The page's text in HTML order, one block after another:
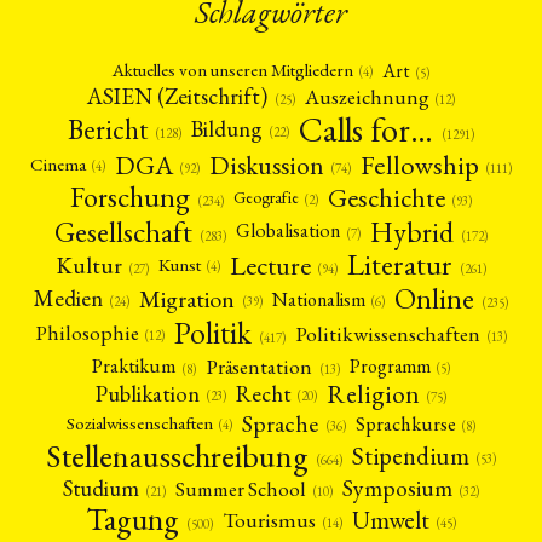
Schlagwörter
Aktuelles von unseren Mitgliedern (4) Art (5)
ASIEN (Zeitschrift) (25) Auszeichnung (12)
Bericht (128) Bildung (22) Calls for… (1291)
Cinema (4) DGA (92) Diskussion (74) Fellowship (111)
Forschung (234) Geografie (2) Geschichte (93)
Gesellschaft (283) Globalisation (7) Hybrid (172)
Kultur (27) Kunst (4) Lecture (94) Literatur (261)
Medien (24) Migration (39) Nationalism (6) Online (235)
Philosophie (12) Politik (417) Politikwissenschaften (13)
Praktikum (8) Präsentation (13) Programm (5)
Publikation (23) Recht (20) Religion (75)
Sozialwissenschaften (4) Sprache (36) Sprachkurse (8)
Stellenausschreibung (664) Stipendium (53)
Studium (21) Summer School (10) Symposium (32)
Tagung (500) Tourismus (14) Umwelt (45)